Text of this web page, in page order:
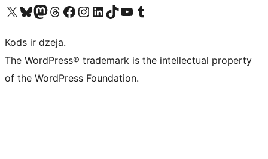
Apmeklējiet mūsu X (agrāk Twitter) kontu
Apmeklējiet mūsu Bluesky kontu
Apmeklējiet mūsu Mastodon kontu
Apmeklējiet mūsu Threads kontu
Apmeklējiet mūsu Facebook lapuApmeklējiet mūsu Instagram kontu
Apmeklējiet mūsu LinkedIn kontu
Apmeklējiet mūsu TikTok kontu
Apmeklējiet mūsu YouTube kanālu
Apmeklējiet mūsu Tumblr kontu
Kods ir dzeja.
The WordPress® trademark is the intellectual property
of the WordPress Foundation.